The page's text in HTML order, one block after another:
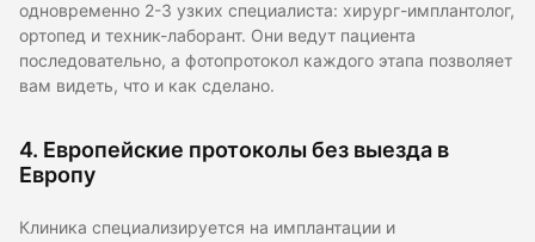
одновременно 2-3 узких специалиста: хирург-имплантолог,
ортопед и техник-лаборант. Они ведут пациента
последовательно, а фотопротокол каждого этапа позволяет
вам видеть, что и как сделано.
4. Европейские протоколы без выезда в
Европу
Клиника специализируется на имплантации и